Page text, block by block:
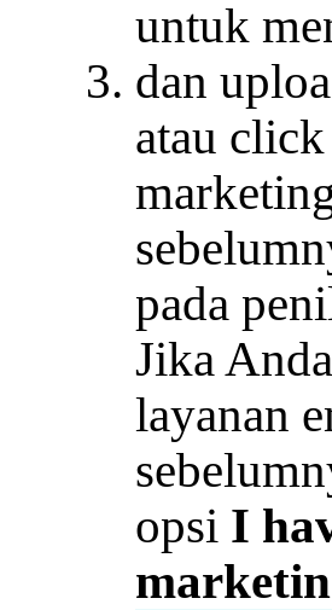
untuk
dan
atau
pada
Jika
layanan
opsi I